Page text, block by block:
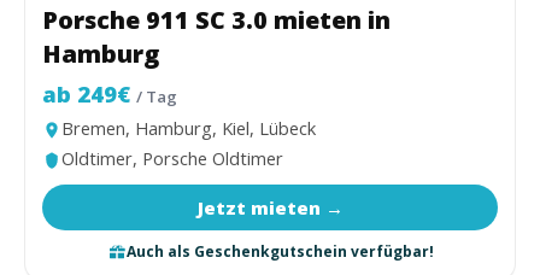
Porsche 911 SC 3.0 mieten in
Hamburg
ab 249€ / Tag
Bremen, Hamburg, Kiel, Lübeck
Oldtimer, Porsche Oldtimer
Jetzt mieten →
Auch als Geschenkgutschein verfügbar!